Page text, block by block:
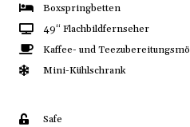
Boxspringbetten
49“ Flachbildfernseher
Kaffee- und
Mini-Kühlschrank
Safe